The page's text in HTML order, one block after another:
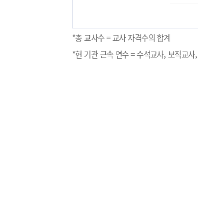
*총 교사수 = 교사 자격수의 합계
*현 기관 근속 연수 = 수석교사, 보직교